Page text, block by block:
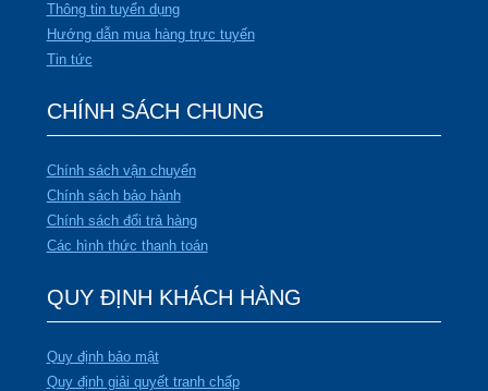
Thông tin tuyển dụng
Hướng dẫn mua hàng trực tuyến
Tin tức
CHÍNH SÁCH CHUNG
Chính sách vận chuyển
Chính sách bảo hành
Chính sách đổi trả hàng
Các hình thức thanh toán
QUY ĐỊNH KHÁCH HÀNG
Quy định bảo mật
Quy định giải quyết tranh chấp